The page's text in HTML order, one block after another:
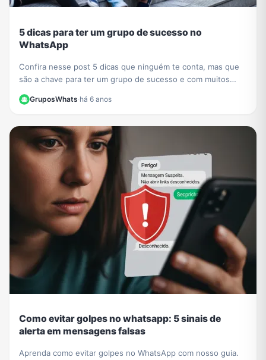
5 dicas para ter um grupo de sucesso no
WhatsApp
Confira nesse post 5 dicas que ninguém te conta, mas que
são a chave para ter um grupo de sucesso e com muitos
GruposWhats·há 6 anos
Como evitar golpes no whatsapp: 5 sinais de
alerta em mensagens falsas
Aprenda como evitar golpes no WhatsApp com nosso guia.